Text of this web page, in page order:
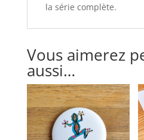
la série complète.
Vous aimerez
aussi…